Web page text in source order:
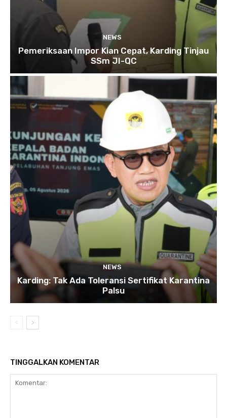
NEWS
Pemeriksaan Impor Kian Cepat, Karding Tinjau
SSm JI-QC
NEWS
Karding: Tak Ada Toleransi Sertifikat Karantina
Palsu
TINGGALKAN KOMENTAR